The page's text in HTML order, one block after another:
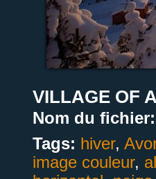
VILLAGE OF
Nom du fichier:
Tags: hiver,
image couleur,